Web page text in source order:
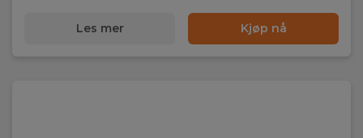
Les mer Kjøp nå